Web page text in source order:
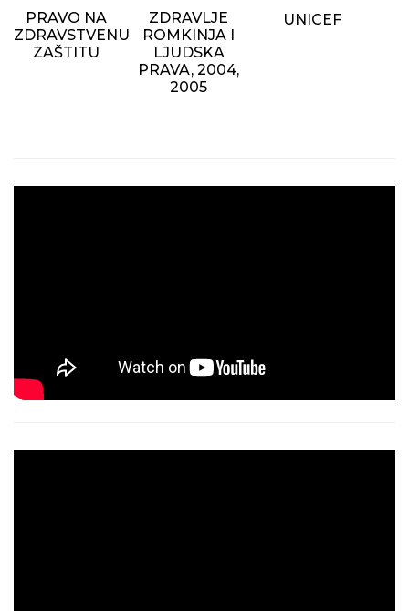
PRAVO NA
ZDRAVSTVENU
ZAŠTITU
ZDRAVLJE
ROMKINJA I
LJUDSKA
PRAVA, 2004,
2005
UNICEF